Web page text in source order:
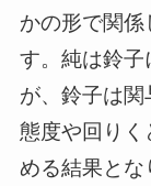
かの形で関係
す。純は鈴子
が、鈴子は
態度や回りく
める結果と